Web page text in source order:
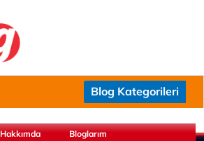
Blog Kategorileri
Hakkımda Bloglarım